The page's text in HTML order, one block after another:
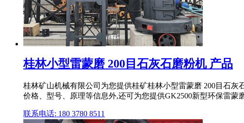
桂林小型雷蒙磨 200目石灰石磨粉机 产品
桂林矿山机械有限公司为您提供桂矿桂林小型雷蒙磨 200目石灰
价格、型号、原理等信息外,还可为您提供GK2500新型环保雷蒙
联系电话: 180 3780 8511